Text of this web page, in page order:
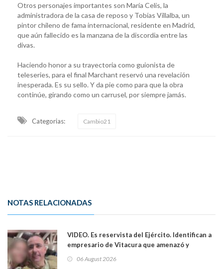
Otros personajes importantes son María Celis, la
administradora de la casa de reposo y Tobías Villalba, un
pintor chileno de fama internacional, residente en Madrid,
que aún fallecido es la manzana de la discordia entre las
divas.
Haciendo honor a su trayectoria como guionista de
teleseries, para el final Marchant reservó una revelación
inesperada. Es su sello. Y da pie como para que la obra
continúe, girando como un carrusel, por siempre jamás.
Categorias: Cambio21
NOTAS RELACIONADAS
VIDEO. Es reservista del Ejército. Identifican a
empresario de Vitacura que amenazó y
al "ring raja". Se trata de Andrés Arrieta y la
06 August 2026